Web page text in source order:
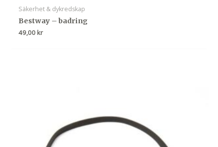
Säkerhet & dykredskap
Bestway – badring
49,00 kr